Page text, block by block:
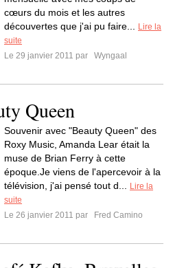
cœurs du mois et les autres
découvertes que j'ai pu faire...
Lire la
suite
Le 29 janvier 2011 par
Wyngaal
Queen
Souvenir avec "Beauty Queen" des
Roxy Music, Amanda Lear était la
muse de Brian Ferry à cette
époque.Je viens de l'apercevoir à la
télévision, j'ai pensé tout d...
Lire la
suite
Le 26 janvier 2011 par
Fred Camino